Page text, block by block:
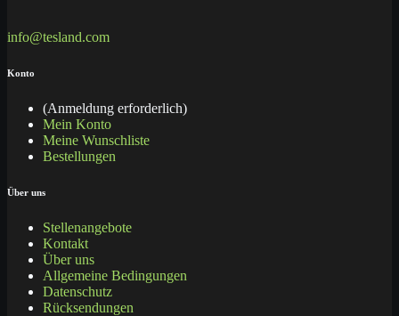
info@tesland.com
Konto
(Anmeldung erforderlich)
Mein Konto
Meine Wunschliste
Bestellungen
Über uns
Stellenangebote
Kontakt
Über uns
Allgemeine Bedingungen
Datenschutz
Rücksendungen